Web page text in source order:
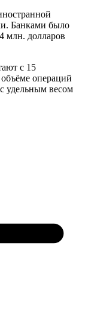
Банками было
млн. долларов
с 15
операций
удельным весом